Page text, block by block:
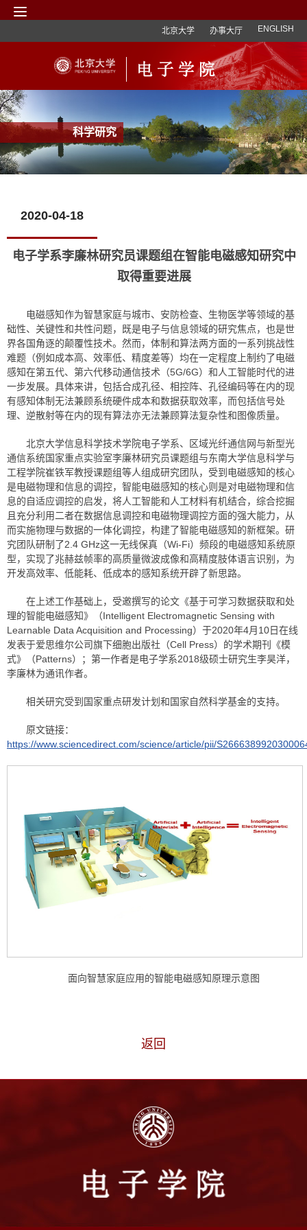
北京大学 办事大厅 ENGLISH
科学研究
2020-04-18
电子学系李廉林研究员课题组在智能电磁感知研究中
取得重要进展
电磁感知作为智慧家庭与城市、安防检查、生物医学等领域的基
础性、关键性和共性问题，既是电子与信息领域的研究焦点，也是世
界各国角逐的颠覆性技术。然而，体制和算法两方面的一系列挑战性
难题（例如成本高、效率低、精度差等）均在一定程度上制约了电磁
感知在第五代、第六代移动通信技术（5G/6G）和人工智能时代的进
一步发展。具体来讲，包括合成孔径、相控阵、孔径编码等在内的现
有感知体制无法兼顾系统硬件成本和数据获取效率，而包括信号处
理、逆散射等在内的现有算法亦无法兼顾算法复杂性和图像质量。
北京大学信息科学技术学院电子学系、区域光纤通信网与新型光
通信系统国家重点实验室李廉林研究员课题组与东南大学信息科学与
工程学院崔铁军教授课题组等人组成研究团队，受到电磁感知的核心
是电磁物理和信息的调控，智能电磁感知的核心则是对电磁物理和信
息的自适应调控的启发，将人工智能和人工材料有机结合，综合挖掘
且充分利用二者在数据信息调控和电磁物理调控方面的强大能力，从
而实施物理与数据的一体化调控，构建了智能电磁感知的新框架。研
究团队研制了2.4 GHz这一无线保真（Wi-Fi）频段的电磁感知系统原
型，实现了兆赫兹帧率的高质量微波成像和高精度肢体语言识别，为
开发高效率、低能耗、低成本的感知系统开辟了新思路。
在上述工作基础上，受邀撰写的论文《基于可学习数据获取和处
理的智能电磁感知》（Intelligent Electromagnetic Sensing with
Learnable Data Acquisition and Processing）于2020年4月10日在线
发表于爱思维尔公司旗下细胞出版社（Cell Press）的学术期刊《模
式》（Patterns）；第一作者是电子学系2018级硕士研究生李昊洋，
李廉林为通讯作者。
相关研究受到国家重点研发计划和国家自然科学基金的支持。
原文链接：
https://www.sciencedirect.com/science/article/pii/
面向智慧家庭应用的智能电磁感知原理示意图
返回